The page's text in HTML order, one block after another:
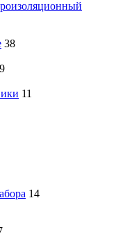
38
11
14